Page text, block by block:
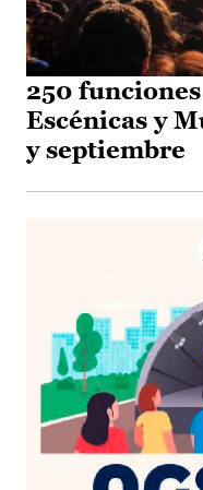
250
Escénicas y
y septiembre